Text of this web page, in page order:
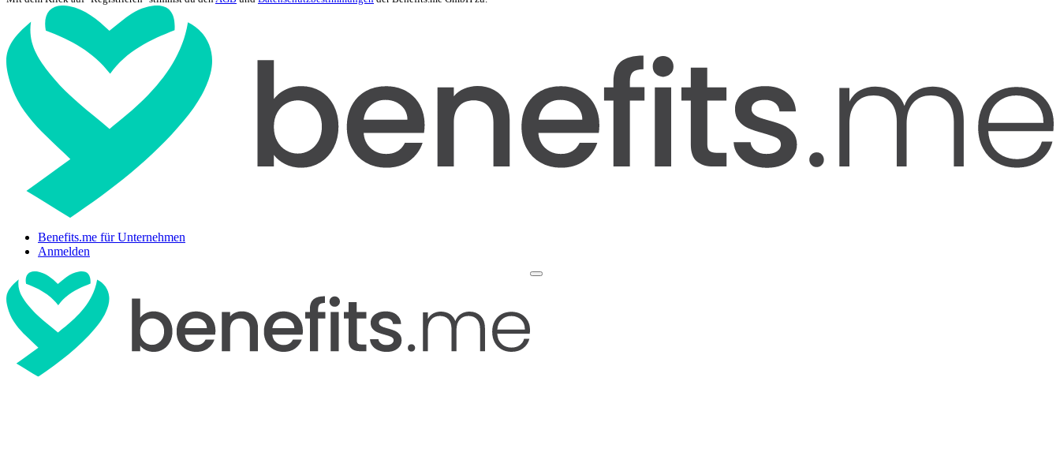
Benefits.me für Unternehmen
Anmelden